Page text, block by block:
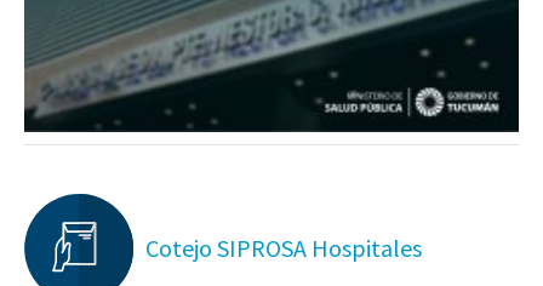
Cotejo SIPROSA Hospitales